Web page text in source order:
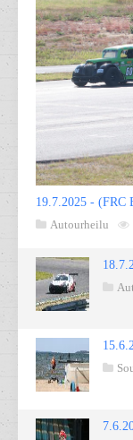
19.7.2025 - (FRC
Autourheilu